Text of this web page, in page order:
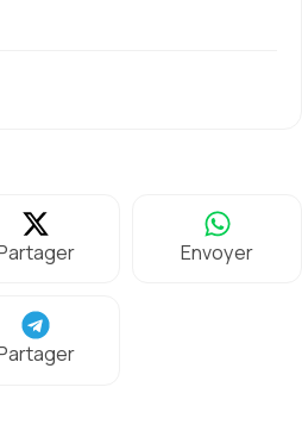
Envoyer